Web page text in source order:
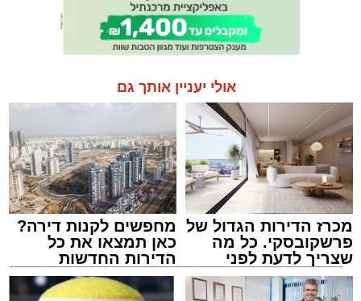
אולי יעניין אותך גם
מכרז הדירות הגדול של
פרשקובסקי. כל מה
שצריך לדעת לפני
שמגישים הצעה לדירה
באשדוד
מחפשים לקנות דירה?
כאן תמצאו את כל
הדירות החדשות
למכירה באשדוד >>>